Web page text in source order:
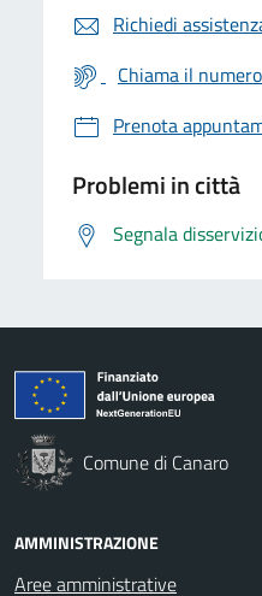
Richiedi
Chiama il
Prenota
Problemi in città
Segnala
Comune di Canaro
AMMINISTRAZIONE
Aree amministrative